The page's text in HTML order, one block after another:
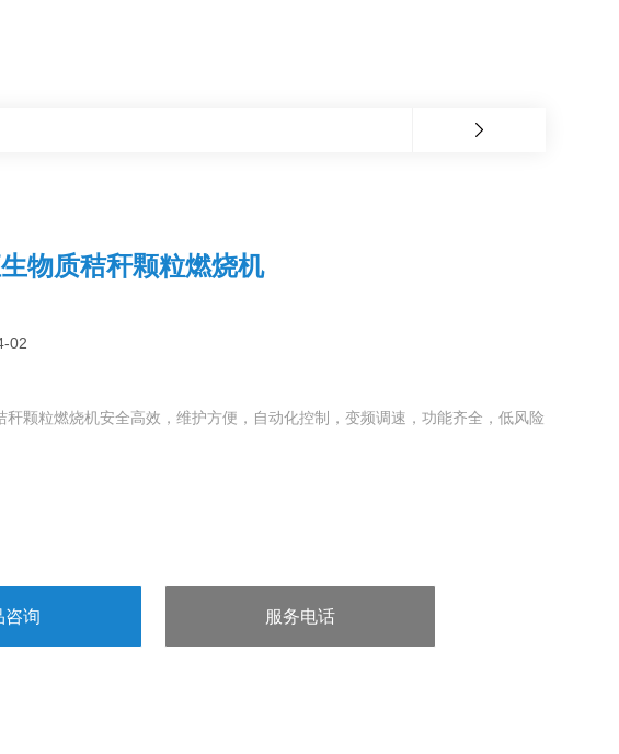
物质秸秆颗粒燃烧机
02
秆颗粒燃烧机安全高效，维护方便，自动化控制，变频调速，功能齐全，低风险
咨询 服务电话